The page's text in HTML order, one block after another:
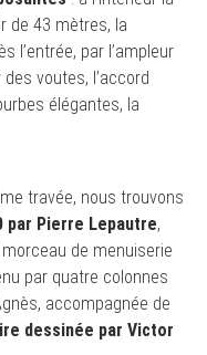
de 43 mètres, la
l’entrée, par l’ampleur
voutes, l’accord
élégantes, la
travée, nous trouvons
par Pierre Lepautre,
de menuiserie
par quatre colonnes
accompagnée de
dessinée par Victor